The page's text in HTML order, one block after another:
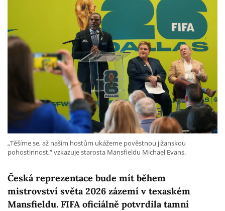
Česká reprezentace bude mít během
mistrovství světa 2026 zázemí v texaském
Mansfieldu. FIFA oficiálně potvrdila tamní
„Těšíme se, až našim hostům ukážeme pověstnou jižanskou
pohostinnost,“ vzkazuje starosta Mansfieldu Michael Evans.